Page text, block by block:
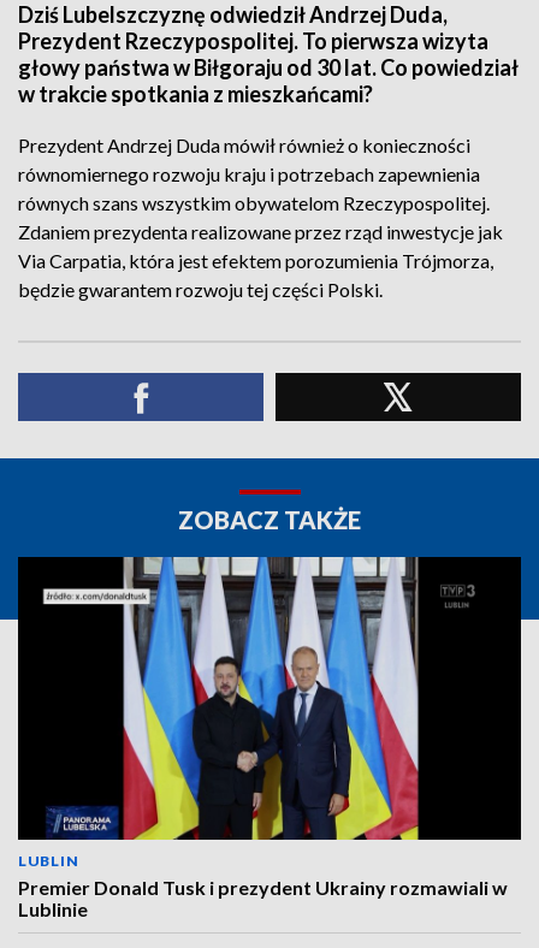
Dziś Lubelszczyznę odwiedził Andrzej Duda,
Prezydent Rzeczypospolitej. To pierwsza wizyta
głowy państwa w Biłgoraju od 30 lat. Co powiedział
w trakcie spotkania z mieszkańcami?
Prezydent Andrzej Duda mówił również o konieczności
równomiernego rozwoju kraju i potrzebach zapewnienia
równych szans wszystkim obywatelom Rzeczypospolitej.
Zdaniem prezydenta realizowane przez rząd inwestycje jak
Via Carpatia, która jest efektem porozumienia Trójmorza,
będzie gwarantem rozwoju tej części Polski.
ZOBACZ TAKŻE
LUBLIN
Premier Donald Tusk i prezydent Ukrainy rozmawiali w
Lublinie